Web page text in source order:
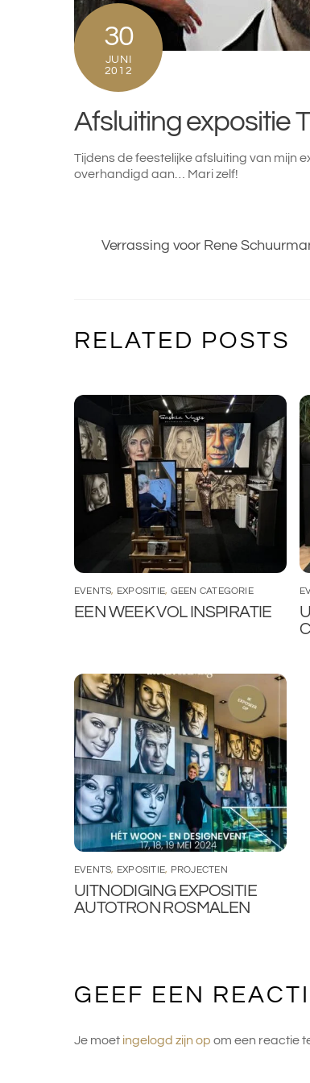
30
JUNI
2012
Afsluiting expositie
Tijdens de feestelijke afsluiting van mijn
overhandigd aan… Mari zelf!
Verrassing voor Rene
RELATED POSTS
EVENTS, EXPOSITIE, GEEN CATEGORIE
EEN WEEK VOL INSPIRATIE
EVENTS, EXPOSITIE, PROJECTEN
UITNODIGING EXPOSITIE
AUTOTRON ROSMALEN
GEEF EEN
Je moet ingelogd zijn op om een reactie